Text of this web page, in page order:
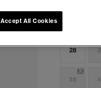
Seleccionar
28
38
Accept All Cookies